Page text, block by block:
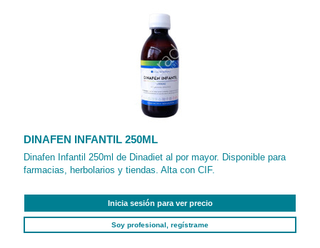
DINAFEN INFANTIL 250ML
Dinafen Infantil 250ml de Dinadiet al por mayor. Disponible para
farmacias, herbolarios y tiendas. Alta con CIF.
Inicia sesión para ver precio
Soy profesional, regístrame